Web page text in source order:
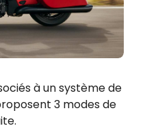
à un système de
3 modes de